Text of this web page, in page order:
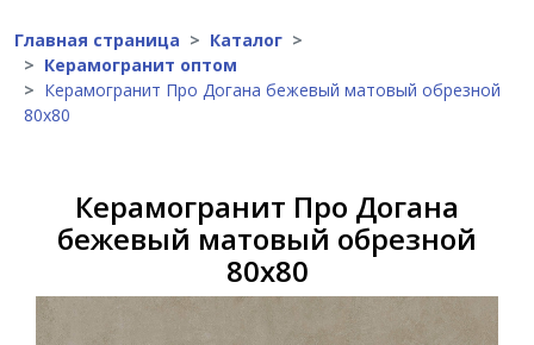
Главная страница
Каталог
Керамогранит оптом
Керамогранит Про Догана бежевый матовый обрезной
80х80
Керамогранит Про Догана
бежевый матовый обрезной
80х80